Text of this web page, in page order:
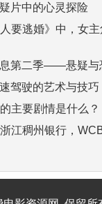
片中的心灵探险
要逃婚》中，女
第二季——悬疑与
驾驶的艺术与技巧
主要剧情是什么？
江稠州银行，